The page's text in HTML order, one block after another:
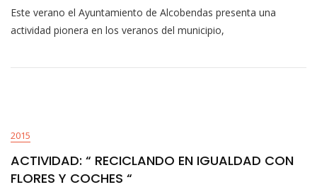
CON
Este verano el Ayuntamiento de Alcobendas presenta una
actividad pionera en los veranos del municipio,
2015
ACTIVIDAD: “ RECICLANDO EN IGUALDAD CON
FLORES Y COCHES “